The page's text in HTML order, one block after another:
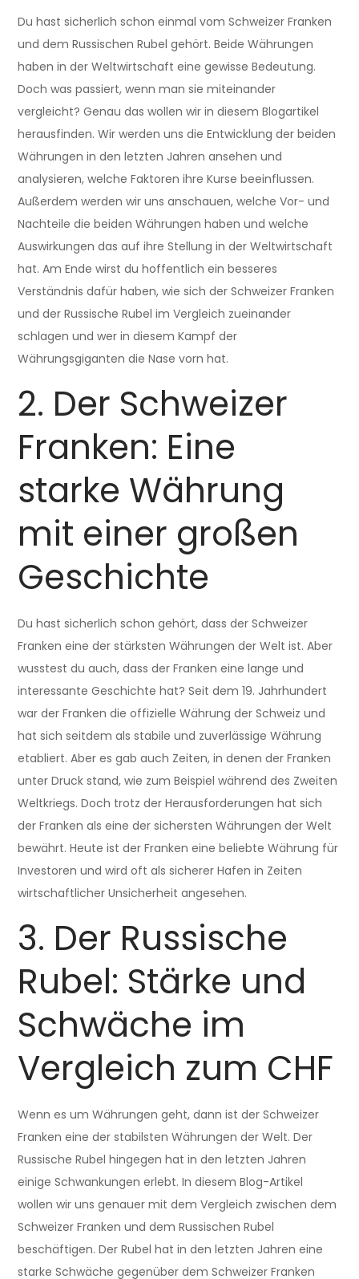
Du hast sicherlich schon einmal vom Schweizer Franken
und dem Russischen Rubel gehört. Beide Währungen
haben in der Weltwirtschaft eine gewisse Bedeutung.
Doch was passiert, wenn man sie miteinander
vergleicht? Genau das wollen wir in diesem Blogartikel
herausfinden. Wir werden uns die Entwicklung der beiden
Währungen in den letzten Jahren ansehen und
analysieren, welche Faktoren ihre Kurse beeinflussen.
Außerdem werden wir uns anschauen, welche Vor- und
Nachteile die beiden Währungen haben und welche
Auswirkungen das auf ihre Stellung in der Weltwirtschaft
hat. Am Ende wirst du hoffentlich ein besseres
Verständnis dafür haben, wie sich der Schweizer Franken
und der Russische Rubel im Vergleich zueinander
schlagen und wer in diesem Kampf der
Währungsgiganten die Nase vorn hat.
2. Der Schweizer
Franken: Eine
starke Währung
mit einer großen
Geschichte
Du hast sicherlich schon gehört, dass der Schweizer
Franken eine der stärksten Währungen der Welt ist. Aber
wusstest du auch, dass der Franken eine lange und
interessante Geschichte hat? Seit dem 19. Jahrhundert
war der Franken die offizielle Währung der Schweiz und
hat sich seitdem als stabile und zuverlässige Währung
etabliert. Aber es gab auch Zeiten, in denen der Franken
unter Druck stand, wie zum Beispiel während des Zweiten
Weltkriegs. Doch trotz der Herausforderungen hat sich
der Franken als eine der sichersten Währungen der Welt
bewährt. Heute ist der Franken eine beliebte Währung für
Investoren und wird oft als sicherer Hafen in Zeiten
wirtschaftlicher Unsicherheit angesehen.
3. Der Russische
Rubel: Stärke und
Schwäche im
Vergleich zum CHF
Wenn es um Währungen geht, dann ist der Schweizer
Franken eine der stabilsten Währungen der Welt. Der
Russische Rubel hingegen hat in den letzten Jahren
einige Schwankungen erlebt. In diesem Blog-Artikel
wollen wir uns genauer mit dem Vergleich zwischen dem
Schweizer Franken und dem Russischen Rubel
beschäftigen. Der Rubel hat in den letzten Jahren eine
starke Schwäche gegenüber dem Schweizer Franken